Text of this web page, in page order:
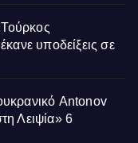
υποδείξεις σε
Antonov
Λειψία» 6